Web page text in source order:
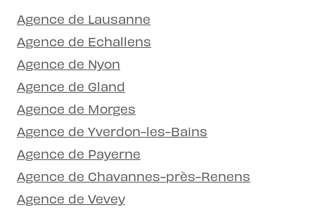
Agence de Lausanne
Agence de Echallens
Agence de Nyon
Agence de Gland
Agence de Morges
Agence de Yverdon-les-Bains
Agence de Payerne
Agence de Chavannes-près-Renens
Agence de Vevey